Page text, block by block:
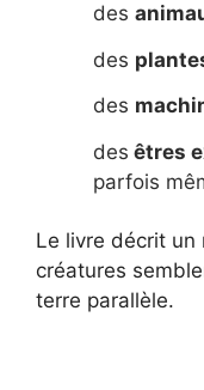
des
des
des
des êtres
parfois
Le livre décrit un
créatures
terre parallèle.